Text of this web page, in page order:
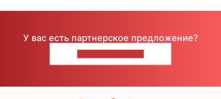
У вас есть партнерское предложение?